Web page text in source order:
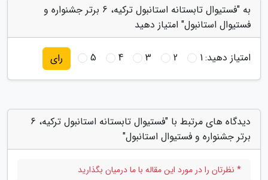
به "فستیوال تابستانه استانبول ترکیه، 6 برتر جشنواره و
فستیوال استانبول" امتیاز دهید
امتیاز دهید:1
2
3
4
5 رای
دیدگاه های مرتبط با "فستیوال تابستانه استانبول ترکیه، 6
برتر جشنواره و فستیوال استانبول"
* نظرتان را در مورد این مقاله با ما درمیان بگذارید